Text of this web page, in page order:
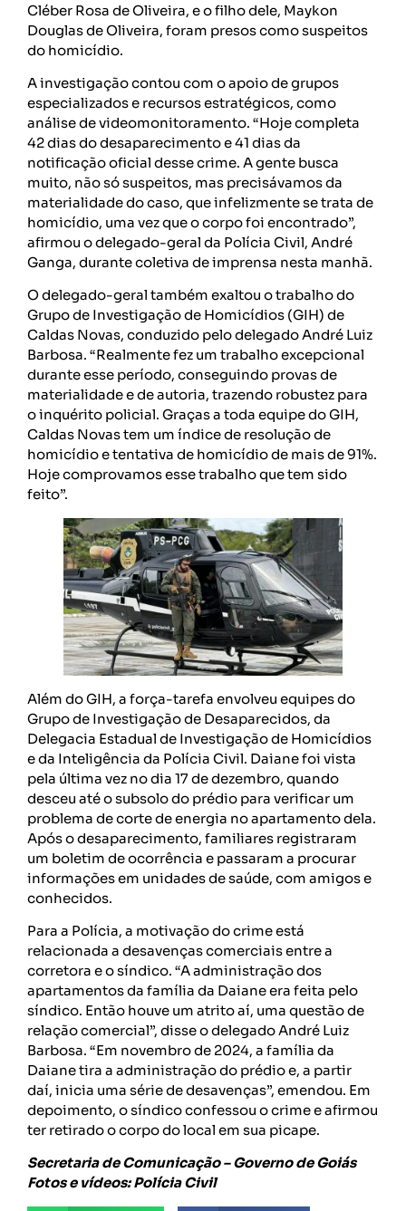
Cléber Rosa de Oliveira, e o filho dele, Maykon
Douglas de Oliveira, foram presos como suspeitos
do homicídio.
A investigação contou com o apoio de grupos
especializados e recursos estratégicos, como
análise de videomonitoramento. “Hoje completa
42 dias do desaparecimento e 41 dias da
notificação oficial desse crime. A gente busca
muito, não só suspeitos, mas precisávamos da
materialidade do caso, que infelizmente se trata de
homicídio, uma vez que o corpo foi encontrado”,
afirmou o delegado-geral da Polícia Civil, André
Ganga, durante coletiva de imprensa nesta manhã.
O delegado-geral também exaltou o trabalho do
Grupo de Investigação de Homicídios (GIH) de
Caldas Novas, conduzido pelo delegado André Luiz
Barbosa. “Realmente fez um trabalho excepcional
durante esse período, conseguindo provas de
materialidade e de autoria, trazendo robustez para
o inquérito policial. Graças a toda equipe do GIH,
Caldas Novas tem um índice de resolução de
homicídio e tentativa de homicídio de mais de 91%.
Hoje comprovamos esse trabalho que tem sido
feito”.
Além do GIH, a força-tarefa envolveu equipes do
Grupo de Investigação de Desaparecidos, da
Delegacia Estadual de Investigação de Homicídios
e da Inteligência da Polícia Civil. Daiane foi vista
pela última vez no dia 17 de dezembro, quando
desceu até o subsolo do prédio para verificar um
problema de corte de energia no apartamento dela.
Após o desaparecimento, familiares registraram
um boletim de ocorrência e passaram a procurar
informações em unidades de saúde, com amigos e
conhecidos.
Para a Polícia, a motivação do crime está
relacionada a desavenças comerciais entre a
corretora e o síndico. “A administração dos
apartamentos da família da Daiane era feita pelo
síndico. Então houve um atrito aí, uma questão de
relação comercial”, disse o delegado André Luiz
Barbosa. “Em novembro de 2024, a família da
Daiane tira a administração do prédio e, a partir
daí, inicia uma série de desavenças”, emendou. Em
depoimento, o síndico confessou o crime e afirmou
ter retirado o corpo do local em sua picape.
Secretaria de Comunicação – Governo de Goiás
Fotos e vídeos: Polícia Civil